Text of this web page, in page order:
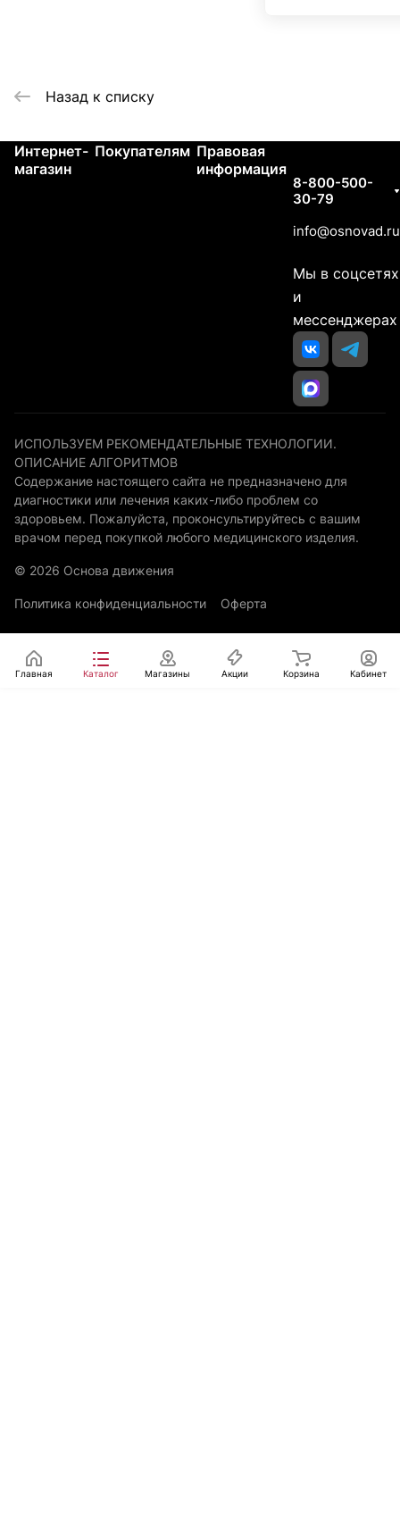
Назад к списку
Интернет-
магазин
Покупателям Правовая
информация
8-800-500-
30-79
info@osnovad.ru
Мы в соцсетях
и
мессенджерах
ИСПОЛЬЗУЕМ РЕКОМЕНДАТЕЛЬНЫЕ ТЕХНОЛОГИИ.
ОПИСАНИЕ АЛГОРИТМОВ
Содержание настоящего сайта не предназначено для
диагностики или лечения каких-либо проблем со
здоровьем. Пожалуйста, проконсультируйтесь с вашим
врачом перед покупкой любого медицинского изделия.
© 2026 Основа движения
Политика конфиденциальности Оферта
Главная Каталог Магазины Акции Корзина Кабинет